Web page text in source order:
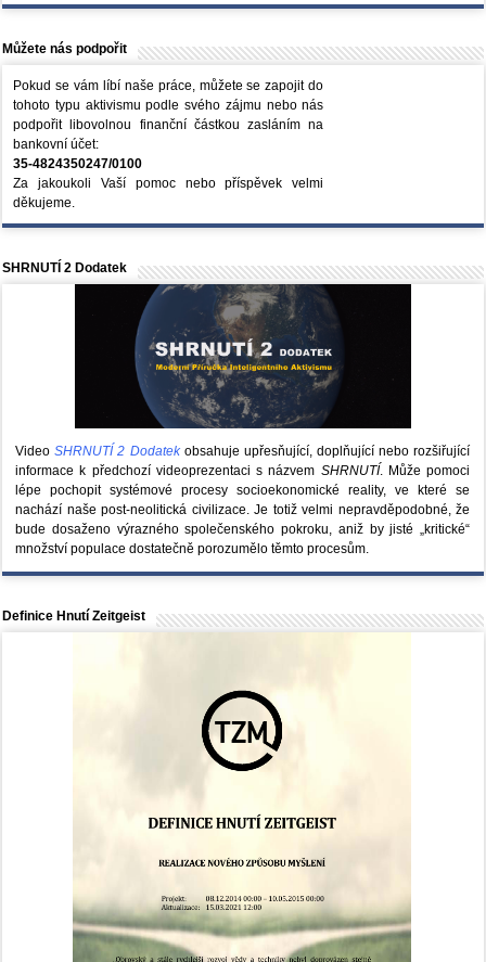
Můžete nás podpořit
Pokud se vám líbí naše práce, můžete se zapojit do
tohoto typu aktivismu podle svého zájmu nebo nás
podpořit libovolnou finanční částkou zasláním na
bankovní účet:
35-4824350247/0100
Za jakoukoli Vaší pomoc nebo příspěvek velmi
děkujeme.
SHRNUTÍ 2 Dodatek
VideoSHRNUTÍ 2 Dodatekobsahuje upřesňující, doplňující nebo rozšiřující
informace k předchozí videoprezentaci s názvem SHRNUTÍ. Může pomoci
lépe pochopit systémové procesy socioekonomické reality, ve které se
nachází naše post-neolitická civilizace. Je totiž velmi nepravděpodobné, že
bude dosaženo výrazného společenského pokroku, aniž by jisté „kritické“
množství populace dostatečně porozumělo těmto procesům.
Definice Hnutí Zeitgeist